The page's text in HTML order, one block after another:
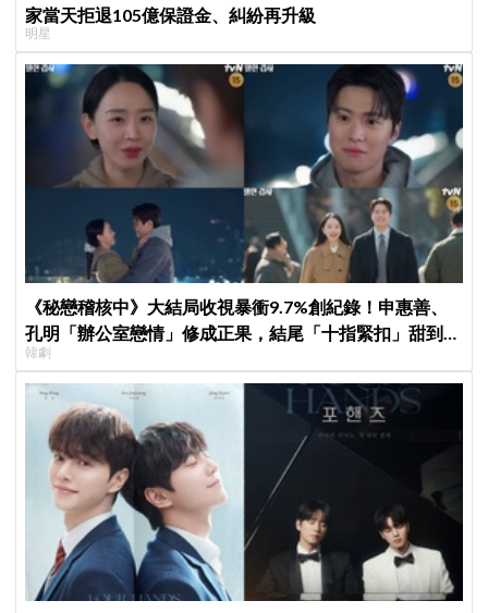
家當天拒退105億保證金、糾紛再升級
明星
《秘戀稽核中》大結局收視暴衝9.7%創紀錄！申惠善、
孔明「辦公室戀情」修成正果，結尾「十指緊扣」甜到蛀
牙
韓劇